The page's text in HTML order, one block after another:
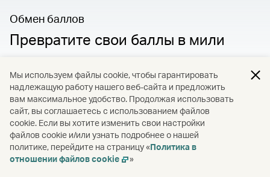
Обмен баллов
Превратите свои баллы в мили
и откройте для себя мир вознаграждений и
развлечений — от передовых технологий до
роскошных каникул, от великолепных блюд до отдыха
вашей мечты.
Мы используем файлы cookie, чтобы гарантировать
надлежащую работу нашего веб-сайта и предложить
вам максимальное удобство. Продолжая использовать
сайт, вы соглашаетесь с использованием файлов
cookie. Если вы хотите изменить свои настройки
файлов cookie и/или узнать подробнее о нашей
политике, перейдите на страницу «Политика в
отношении файлов cookie
»